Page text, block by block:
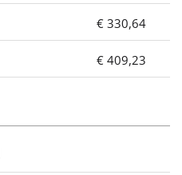
€ 330,64
€ 409,23